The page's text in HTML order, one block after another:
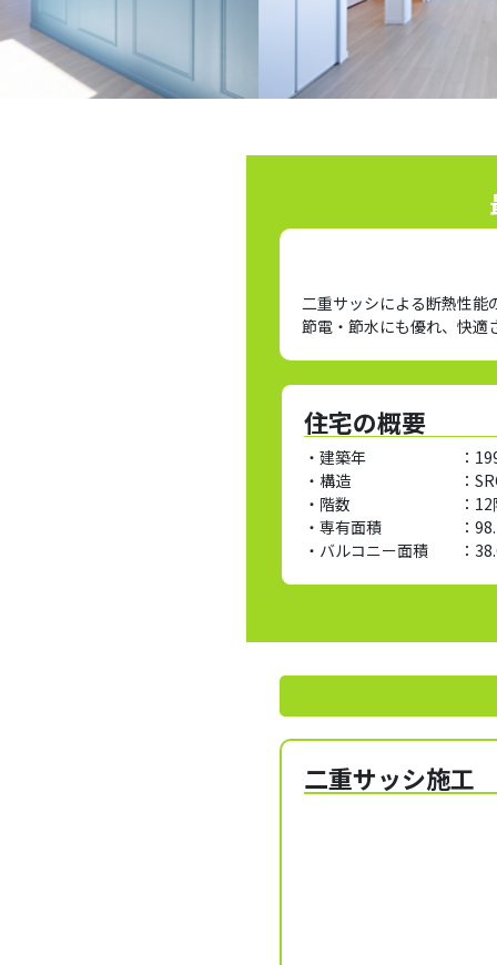
二重サッシによる断熱性能
節電・節水にも優れ、快適
住宅の概要
・建築年 ：
・構造 ：
・階数 ： 12
・専有面積 ：
・バルコニー面積 ：
二重サッシ施工